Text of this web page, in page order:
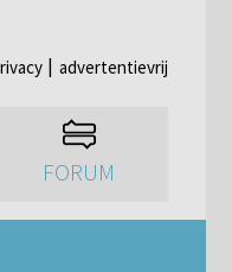
advertentievrij
FORUM